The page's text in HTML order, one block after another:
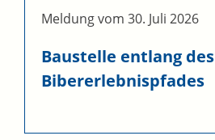
Meldung vom 30. Juli 2026
Baustelle entlang des
Bibererlebnispfades